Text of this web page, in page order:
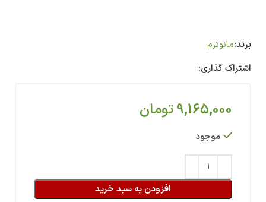
برند:مانوترم
اشتراک گذاری:
9,165,000تومان
موجود
افزودن به سبد خرید